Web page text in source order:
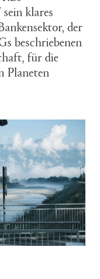
klares
der
beschriebenen
für die
Planeten